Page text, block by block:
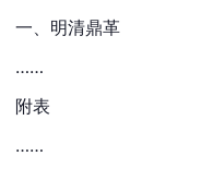
一、明清鼎革
……
附表
……